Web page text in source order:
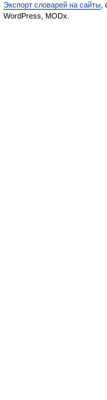
Экспорт словарей на сайты
WordPress, MODx.